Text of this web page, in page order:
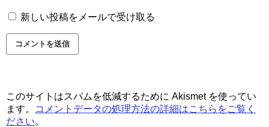
新しい投稿をメールで受け取る
このサイトはスパムを低減するために Akismet を使ってい
ます。
コメントデータの処理方法の詳細はこちらをご覧く
ださい。